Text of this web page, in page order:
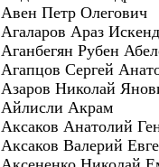
Авен Петр Олегович
Агаларов Араз
Аганбегян Рубен
Агапцов Сергей
Азаров Николай
Айлисли Акрам
Аксаков Анатолий
Аксаков Валерий